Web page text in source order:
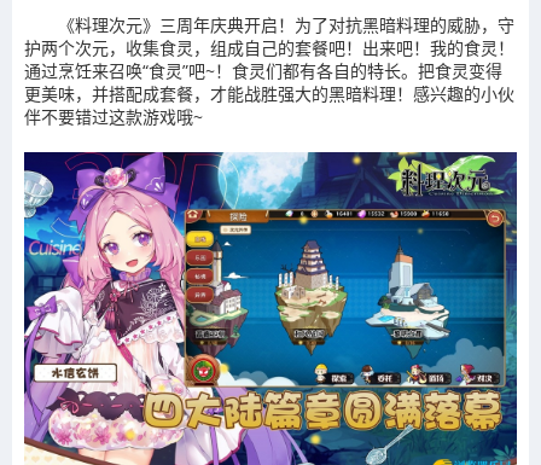
《料理次元》三周年庆典开启！为了对抗黑暗料理的威胁，守
护两个次元，收集食灵，组成自己的套餐吧！出来吧！我的食灵！
通过烹饪来召唤“食灵”吧~！食灵们都有各自的特长。把食灵变得
更美味，并搭配成套餐，才能战胜强大的黑暗料理！感兴趣的小伙
伴不要错过这款游戏哦~